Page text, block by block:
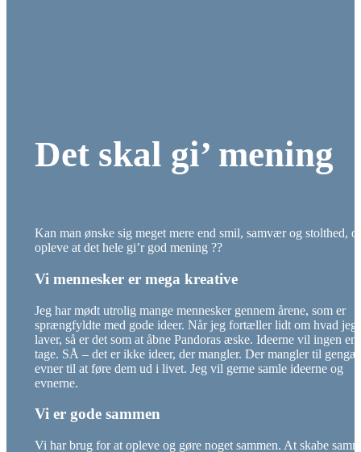
Det skal gi’ mening
Kan man ønske sig meget mere end smil, samvær og stolthed,
opleve at det hele gi’r god mening ??
Vi mennesker er mega kreative
Jeg har mødt utrolig mange mennesker gennem årene, som er
sprængfyldte med gode ideer. Når jeg fortæller lidt om hvad jeg
laver, så er det som at åbne Pandoras æske. Ideerne vil ingen
tage. SÅ – det er ikke ideer, der mangler. Der mangler til
evner til at føre dem ud i livet. Jeg vil gerne samle ideerne og
evnerne.
Vi er gode sammen
Vi har brug for at opleve og gøre noget sammen. At skabe